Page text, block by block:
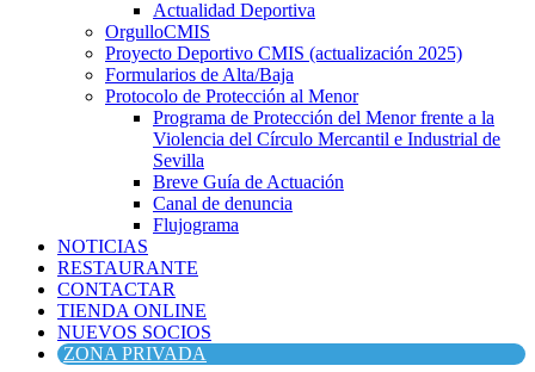
Actualidad Deportiva
OrgulloCMIS
Proyecto Deportivo CMIS (actualización 2025)
Formularios de Alta/Baja
Protocolo de Protección al Menor
Programa de Protección del Menor frente a la
Violencia del Círculo Mercantil e Industrial de
Sevilla
Breve Guía de Actuación
Canal de denuncia
Flujograma
NOTICIAS
RESTAURANTE
CONTACTAR
TIENDA ONLINE
NUEVOS SOCIOS
ZONA PRIVADA